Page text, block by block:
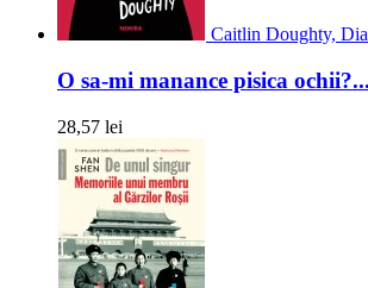
Caitlin Doughty,
O sa-mi manance pisica ochii?...
28,57 lei